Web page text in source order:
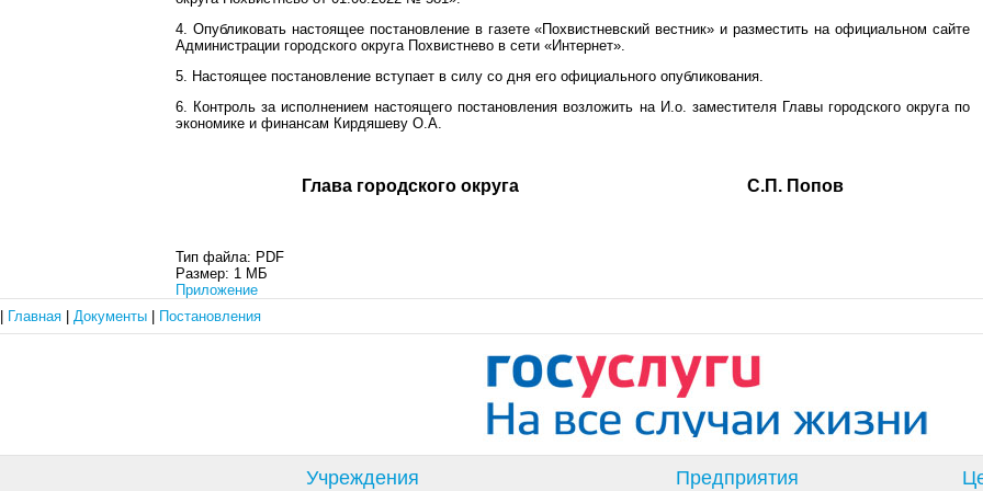
4. Опубликовать настоящее постановление в газете «Похвистневский вестник» и разместить на официальном сайте
Администрации городского округа Похвистнево в сети «Интернет».
5. Настоящее постановление вступает в силу со дня его официального опубликования.
6. Контроль за исполнением настоящего постановления возложить на И.о. заместителя Главы городского округа по
экономике и финансам Кирдяшеву О.А.
Глава городского округа С.П. Попов
Тип файла: PDF
Размер: 1 МБ
Приложение
Главная Документы Постановления
Учреждения Предприятия